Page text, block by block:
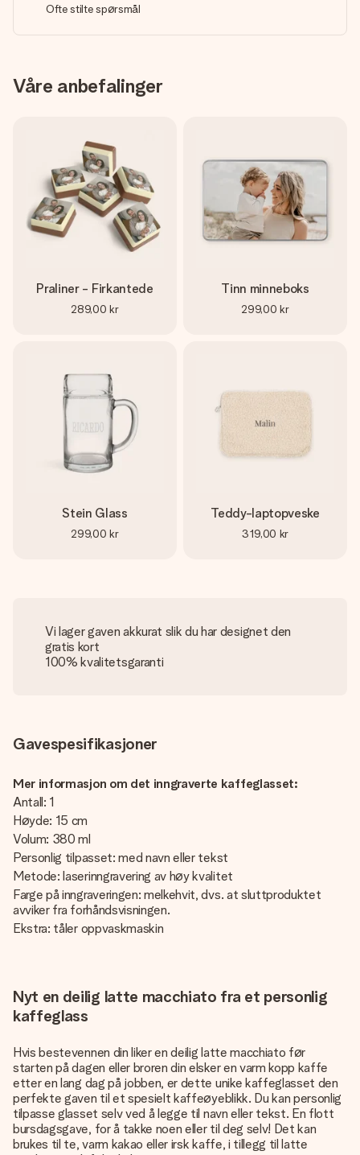
Ofte stilte spørsmål
Våre anbefalinger
Praliner - Firkantede
289,00 kr
Tinn minneboks
299,00 kr
Stein Glass
299,00 kr
Teddy-laptopveske
319,00 kr
Vi lager gaven akkurat slik du har designet den
gratis kort
100% kvalitetsgaranti
Gavespesifikasjoner
Mer informasjon om det inngraverte kaffeglasset:
Antall: 1
Høyde: 15 cm
Volum: 380 ml
Personlig tilpasset: med navn eller tekst
Metode: laserinngravering av høy kvalitet
Farge på inngraveringen: melkehvit, dvs. at sluttproduktet
avviker fra forhåndsvisningen.
Ekstra: tåler oppvaskmaskin
Nyt en deilig latte macchiato fra et personlig
kaffeglass
Hvis bestevennen din liker en deilig latte macchiato før
starten på dagen eller broren din elsker en varm kopp kaffe
etter en lang dag på jobben, er dette unike kaffeglasset den
perfekte gaven til et spesielt kaffeøyeblikk. Du kan personlig
tilpasse glasset selv ved å legge til navn eller tekst. En flott
bursdagsgave, for å takke noen eller til deg selv! Det kan
brukes til te, varm kakao eller irsk kaffe, i tillegg til latte